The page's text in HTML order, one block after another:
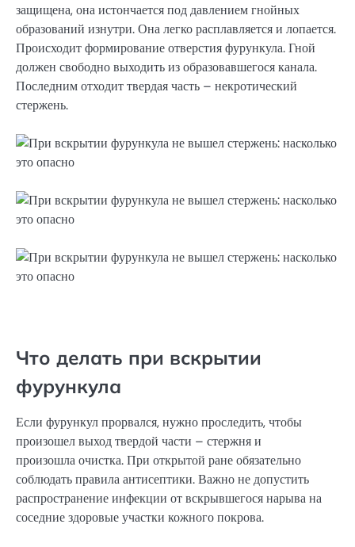
защищена, она истончается под давлением гнойных
образований изнутри. Она легко расплавляется и лопается.
Происходит формирование отверстия фурункула. Гной
должен свободно выходить из образовавшегося канала.
Последним отходит твердая часть – некротический
стержень.
Что делать при вскрытии
фурункула
Если фурункул прорвался, нужно проследить, чтобы
произошел выход твердой части – стержня и
произошла очистка. При открытой ране обязательно
соблюдать правила антисептики. Важно не допустить
распространение инфекции от вскрывшегося нарыва на
соседние здоровые участки кожного покрова.